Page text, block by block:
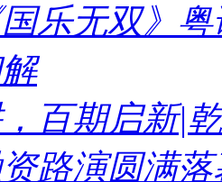
乐无双》
百期启新|
路演圆满落